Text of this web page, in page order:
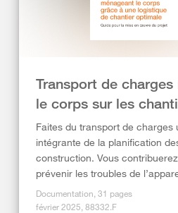
Transport de charges
le corps sur les
Faites du transport de charges
intégrante de la planification
construction. Vous
prévenir les troubles de
Documentation, 31 pages
février 2025, 88332.F